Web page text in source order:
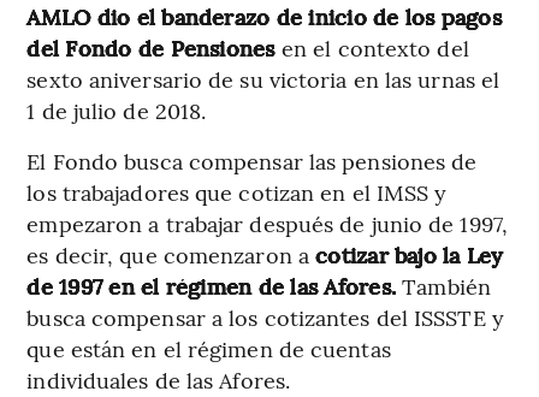
AMLO dio el banderazo de inicio de los pagos
del Fondo de Pensiones en el contexto del
sexto aniversario de su victoria en las urnas el
1 de julio de 2018.
El Fondo busca compensar las pensiones de
los trabajadores que cotizan en el IMSS y
empezaron a trabajar después de junio de 1997,
es decir, que comenzaron acotizar bajo la Ley
de 1997 en el régimen de las Afores.También
busca compensar a los cotizantes del ISSSTE y
que están en el régimen de cuentas
individuales de las Afores.